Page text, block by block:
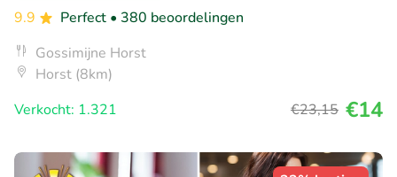
9.9
Perfect • 380 beoordelingen
Gossimijne Horst
Horst (8km)
Verkocht: 1.321
€23,15 €14